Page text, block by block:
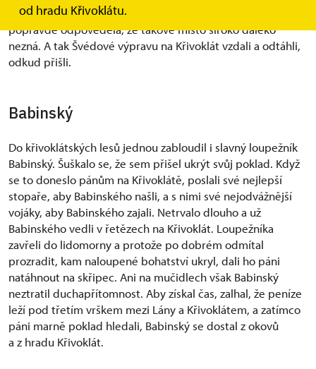
od hradu Křivoklátu.
zkomolenou češtinou, kudy vede cesta na Křivohnát, babka
popravdě odpověděla, že takové místo široko daleko
nezná. A tak Švédové výpravu na Křivoklát vzdali a odtáhli,
odkud přišli.
Babinský
Do křivoklátských lesů jednou zabloudil i slavný loupežník
Babinský. Šuškalo se, že sem přišel ukrýt svůj poklad. Když
se to doneslo pánům na Křivoklátě, poslali své nejlepší
stopaře, aby Babinského našli, a s nimi své nejodvážnější
vojáky, aby Babinského zajali. Netrvalo dlouho a už
Babinského vedli v řetězech na Křivoklát. Loupežníka
zavřeli do lidomorny a protože po dobrém odmítal
prozradit, kam naloupené bohatství ukryl, dali ho páni
natáhnout na skřipec. Ani na mučidlech však Babinský
neztratil duchapřítomnost. Aby získal čas, zalhal, že peníze
leží pod třetím vrškem mezi Lány a Křivoklátem, a zatímco
páni marně poklad hledali, Babinský se dostal z okovů
a z hradu Křivoklát.